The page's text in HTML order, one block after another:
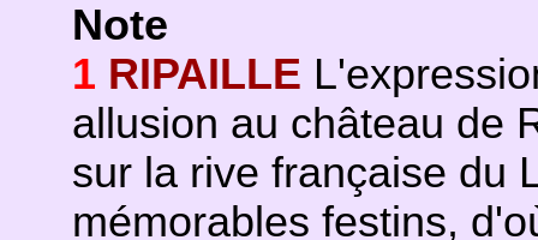
Note
1 RIPAILLE
allusion au château de
sur la rive française du
mémorables festins,